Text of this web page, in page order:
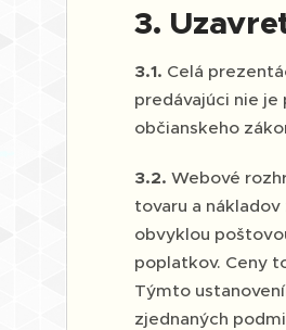
3.
3.1. Celá
predávajúci nie
občianskeho
3.2. Webové
tovaru a
obvyklou
poplatkov. Ceny
Týmto
zjednaných